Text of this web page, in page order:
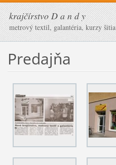
krajčírstvo D a n d y
metrový textil, galantéria, kurzy šitia
Predajňa